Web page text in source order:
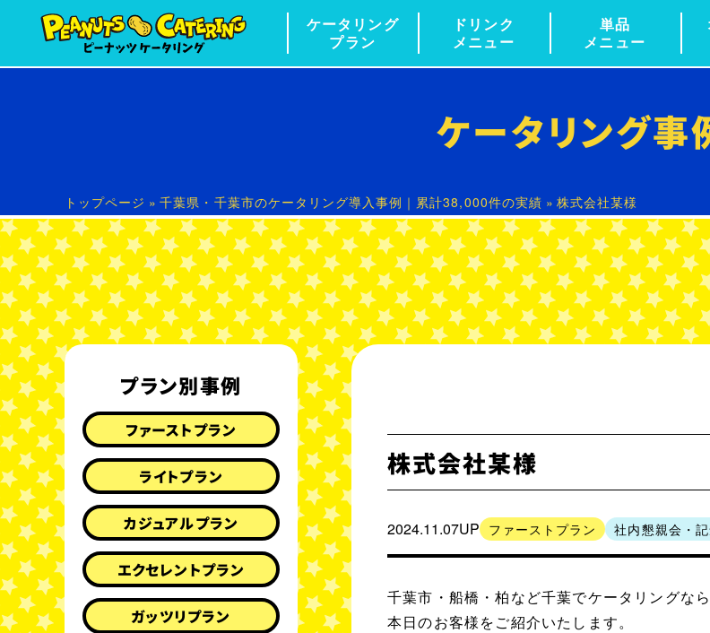
ケータリング
プラン
ドリンク
メニュー
単品
メニュー
ケータリング事
トップページ »千葉県・千葉市のケータリング導入事例｜累計38,000件の実績 » 株式会社某様
プラン別事例
ファーストプラン
ライトプラン
カジュアルプラン
エクセレントプラン
ガッツリプラン
株式会社某様
2024.11.07UP ファーストプラン 社内懇親会・
千葉市・船橋・柏など千葉でケータリングな
本日のお客様をご紹介いたします。